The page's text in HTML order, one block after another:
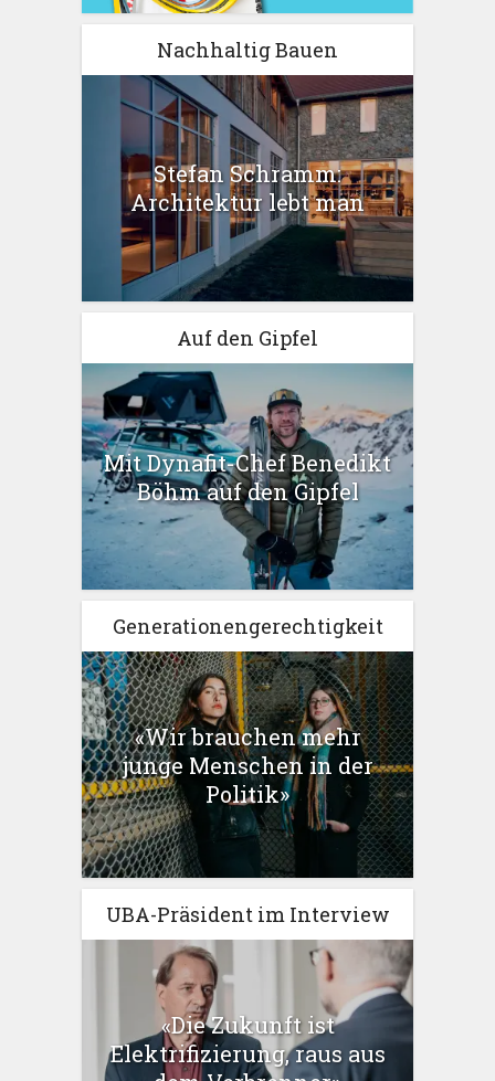
Nachhaltig Bauen
Stefan Schramm:
Architektur lebt man
Auf den Gipfel
Mit Dynafit-Chef Benedikt
Böhm auf den Gipfel
Generationengerechtigkeit
«Wir brauchen mehr
junge Menschen in der
Politik»
UBA-Präsident im Interview
«Die Zukunft ist
Elektrifizierung, raus aus